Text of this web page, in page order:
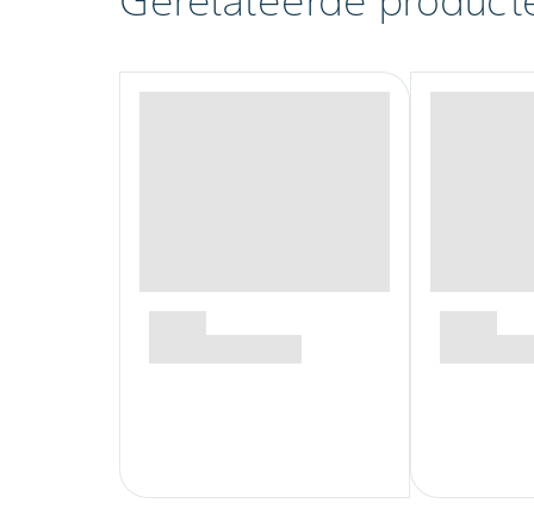
tot mooiere en sterkere gewassen.